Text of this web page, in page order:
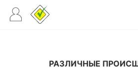
РАЗЛИЧНЫЕ